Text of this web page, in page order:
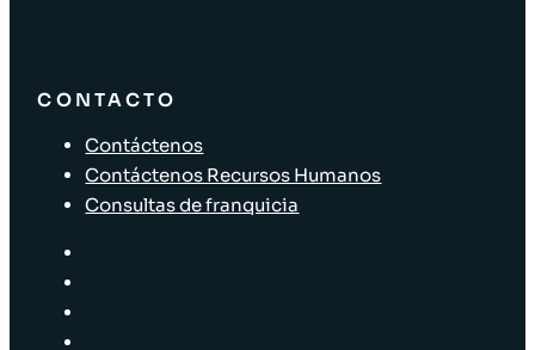
CONTACTO
Contáctenos
Contáctenos Recursos Humanos
Consultas de franquicia